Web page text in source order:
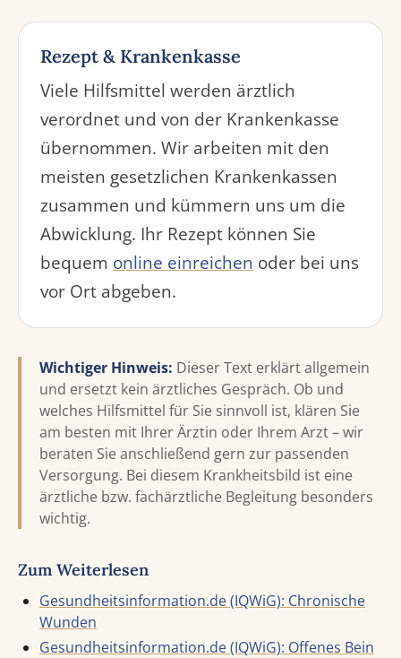
Rezept & Krankenkasse
Viele Hilfsmittel werden ärztlich
verordnet und von der Krankenkasse
übernommen. Wir arbeiten mit den
meisten gesetzlichen Krankenkassen
zusammen und kümmern uns um die
Abwicklung. Ihr Rezept können Sie
bequem online einreichen oder bei uns
vor Ort abgeben.
Wichtiger Hinweis: Dieser Text erklärt allgemein
und ersetzt kein ärztliches Gespräch. Ob und
welches Hilfsmittel für Sie sinnvoll ist, klären Sie
am besten mit Ihrer Ärztin oder Ihrem Arzt – wir
beraten Sie anschließend gern zur passenden
Versorgung. Bei diesem Krankheitsbild ist eine
ärztliche bzw. fachärztliche Begleitung besonders
wichtig.
Zum Weiterlesen
Gesundheitsinformation.de (IQWiG): Chronische
Wunden
Gesundheitsinformation.de (IQWiG): Offenes Bein